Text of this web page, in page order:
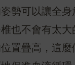
勢可以讓全
也不會有太
置疊高，這